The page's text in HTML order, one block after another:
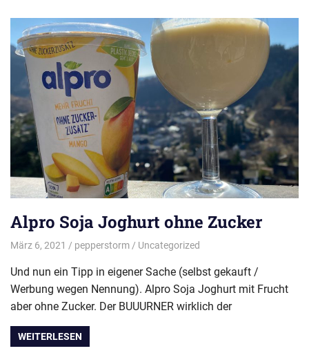
Alpro Soja Joghurt ohne Zucker
März 6, 2021 pepperstorm Uncategorized
Und nun ein Tipp in eigener Sache (selbst gekauft /
Werbung wegen Nennung). Alpro Soja Joghurt mit Frucht
aber ohne Zucker. Der BUUURNER wirklich der
WEITERLESEN